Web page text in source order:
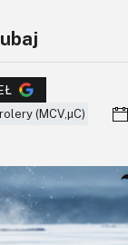
AVT
(MCV,μC)